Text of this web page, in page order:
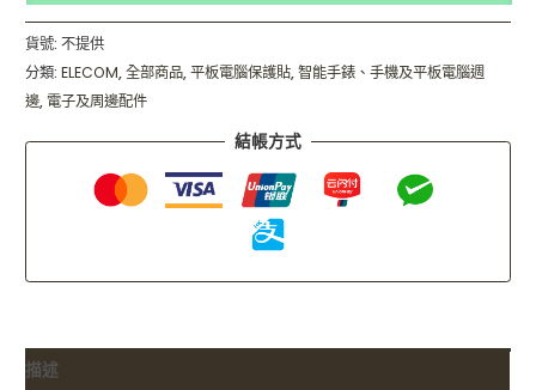
貨號:不提供
分類:ELECOM,全部商品,平板電腦保護貼,智能手錶、手機及平板電腦週
邊,電子及周邊配件
結帳方式
描述